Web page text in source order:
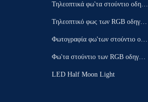
Τηλεοπτικά φω'τα στούντιο οδηγή
Τηλεοπτικό φως των RGB οδηγήσ
Φωτογραφία φω'των στούντιο οδη
Φω'τα στούντιο των RGB οδηγήσ
LED Half Moon Light